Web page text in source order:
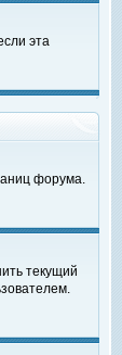
эта
форума.
текущий